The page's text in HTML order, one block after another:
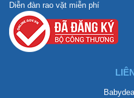
Diễn đàn rao vặt miễn phí